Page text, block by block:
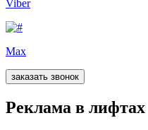
Viber
Max
заказать звонок
Реклама в лифтах